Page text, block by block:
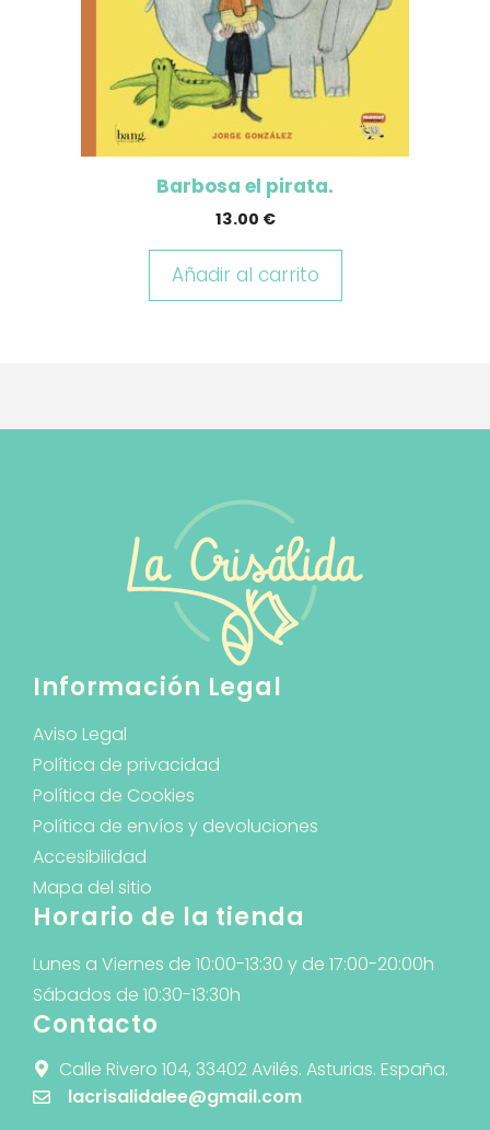
Barbosa el pirata.
13.00 €
Añadir al carrito
Información Legal
Aviso Legal
Política de privacidad
Política de Cookies
Política de envíos y devoluciones
Accesibilidad
Mapa del sitio
Horario de la tienda
Lunes a Viernes de 10:00-13:30 y de 17:00-20:00h
Sábados de 10:30-13:30h
Contacto
Calle Rivero 104, 33402 Avilés. Asturias. España.
lacrisalidalee@gmail.com